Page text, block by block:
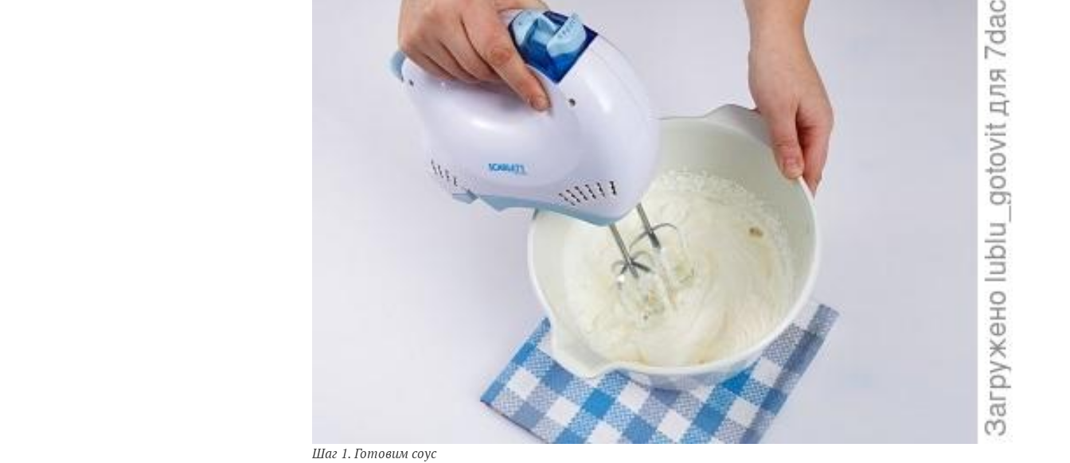
Шаг 1. Готовим соус